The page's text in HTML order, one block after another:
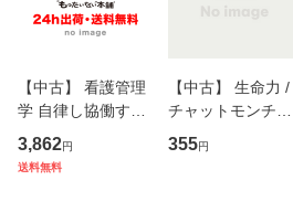
【中古】 看護管理
学 自律し協働する
専門職の看護マネ
ジメントスキル 改
3,862円
送料無料
【中古】 生命力 /
チャットモンチー /
キューンレコード
[CD]【メール便送
355円